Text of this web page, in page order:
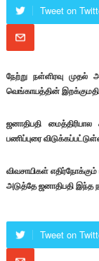
Tweet on
நேற்று நள்ளிரவு முதல்
வெங்காயத்தின் இறக்குமதி
ஜனாதிபதி
பணிப்புரை
விவசாயிகள்
அடுத்தே ஜனாதிபதி
Tweet on